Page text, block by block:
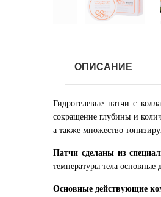
ОПИСАНИЕ
Гидрогелевые патчи с
сокращение глубины и
а также множество
Патчи сделаны из
температуры тела
Основные действующие